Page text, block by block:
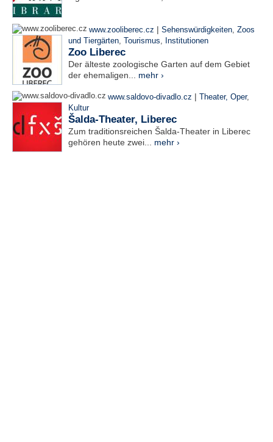
www.zooliberec.cz | Sehenswürdigkeiten, Zoos
und Tiergärten, Tourismus, Institutionen
Zoo Liberec
Der älteste zoologische Garten auf dem Gebiet
der ehemaligen... mehr ›
www.saldovo-divadlo.cz | Theater, Oper,
Kultur
Šalda-Theater, Liberec
Zum traditionsreichen Šalda-Theater in Liberec
gehören heute zwei... mehr ›